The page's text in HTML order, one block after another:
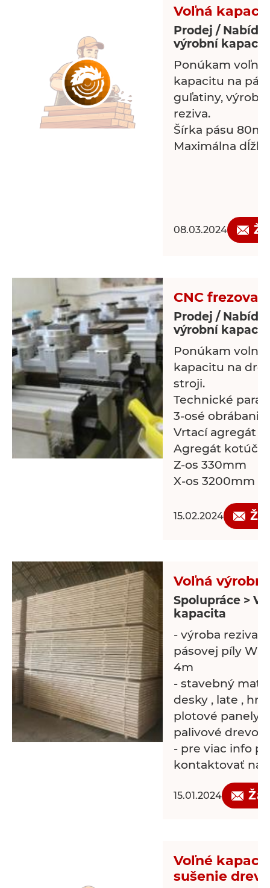
Rezanie
- rozmer plochy
- rezanie dreva
- gravírovanie
Voľná
Prodej /
výrobní
Ponúkam
kapacitu na
guľatiny,
reziva.
Šírka pásu
Maximálna dĺžka
08.03.2024
CNC
Prodej /
výrobní
Ponúkam
kapacitu na
stroji.
Technické
3-osé obrábanie
Vrtací agregát
Agregát
Z-os 330mm
X-os 3200mm
10 miestny
15.02.2024
Voľná
Spolupráce >
kapacita
- výroba reziva
pásovej píly
4m
- stavebný
desky , late ,
plotové panely,
palivové drevo
- pre viac info
kontaktovať na
15.01.2024
Voľné
sušenie